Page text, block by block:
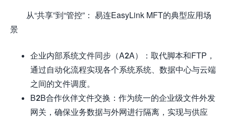
从“共享”到“管控”： 易连EasyLink MFT的典型应用场
景
企业内部系统文件同步（A2A）：取代脚本和FTP，
通过自动化流程实现各个系统系统、数据中心与云端
之间的文件调度。
B2B合作伙伴文件交换：作为统一的企业级文件外发
网关，确保业务数据与外网进行隔离，实现与供应